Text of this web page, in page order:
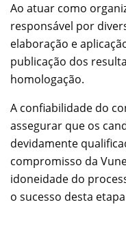
Ao atuar como
responsável por
elaboração e
publicação dos
homologação.
A confiabilidade do
assegurar que os
devidamente
compromisso da
idoneidade do
o sucesso desta